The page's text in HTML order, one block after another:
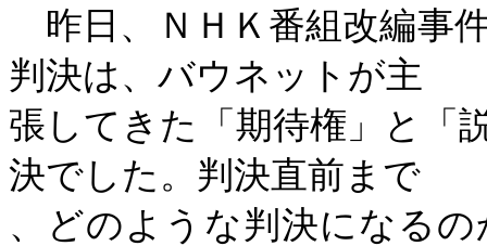
昨日、ＮＨＫ番組改編事
判決は、バウネットが主
張してきた「期待権」と「
決でした。判決直前まで
、どのような判決になる